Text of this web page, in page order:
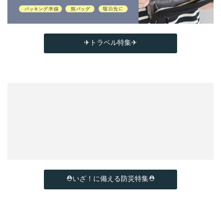
✈トラベル特集✈
⛑いざ！に備える防災特集⛑